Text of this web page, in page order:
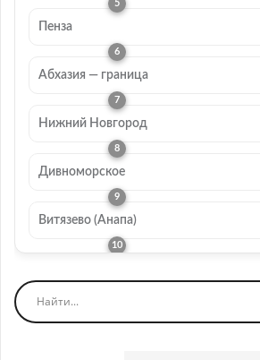
Пенза
Абхазия — граница
Нижний Новгород
Дивноморское
Витязево (Анапа)